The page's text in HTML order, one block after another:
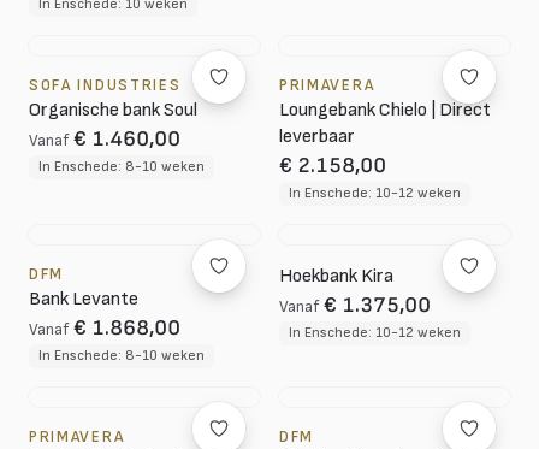
In Enschede: 10 weken
SOFA INDUSTRIES
Organische bank Soul
Vanaf € 1.460,00
In Enschede: 8-10 weken
PRIMAVERA
Loungebank Chielo | Direct
leverbaar
€ 2.158,00
In Enschede: 10-12 weken
DFM
Bank Levante
Vanaf € 1.868,00
In Enschede: 8-10 weken
Hoekbank Kira
Vanaf € 1.375,00
In Enschede: 10-12 weken
PRIMAVERA DFM